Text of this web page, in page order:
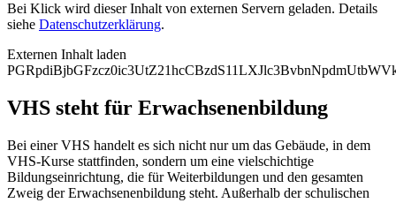
Bei Klick wird dieser Inhalt von externen Servern geladen. Details
siehe Datenschutzerklärung.
Externen Inhalt laden
VHS steht für Erwachsenenbildung
Bei einer VHS handelt es sich nicht nur um das Gebäude, in dem
VHS-Kurse stattfinden, sondern um eine vielschichtige
Bildungseinrichtung, die für Weiterbildungen und den gesamten
Zweig der Erwachsenenbildung steht. Außerhalb der schulischen